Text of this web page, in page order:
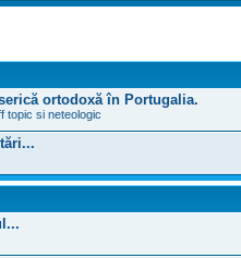
ortodoxă în Portugalia.
topic si neteologic